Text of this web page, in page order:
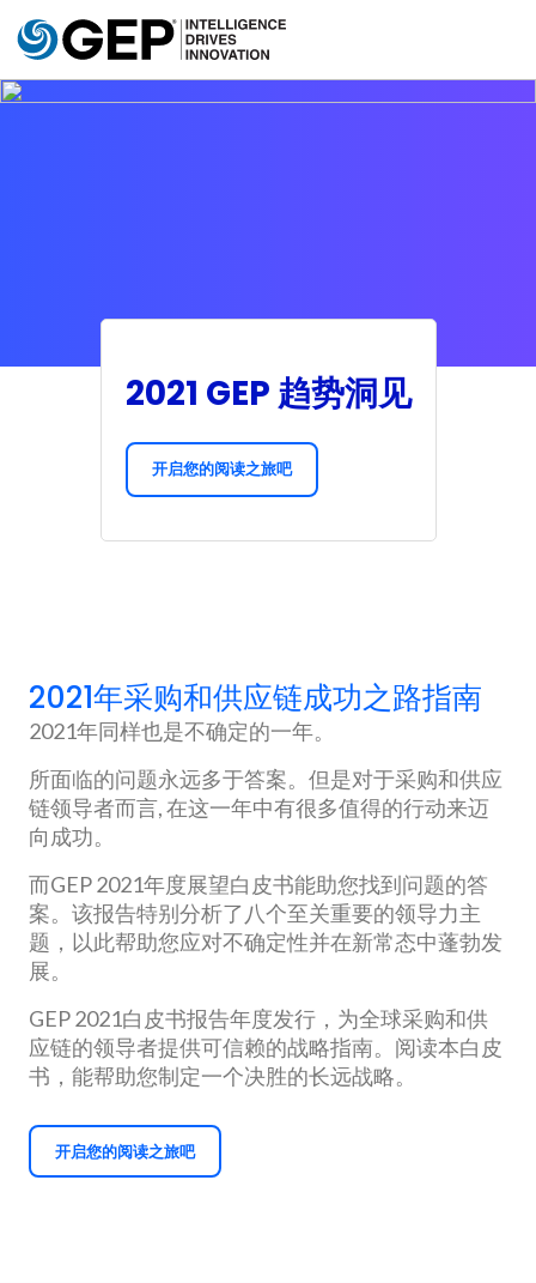
Skip to main content
2021 GEP 趋势洞见
开启您的阅读之旅吧
2021年采购和供应链成功之路指南
2021年同样也是不确定的一年。
所面临的问题永远多于答案。但是对于采购和供应
链领导者而言, 在这一年中有很多值得的行动来迈
向成功。
而GEP 2021年度展望白皮书能助您找到问题的答
案。该报告特别分析了八个至关重要的领导力主
题，以此帮助您应对不确定性并在新常态中蓬勃发
展。
GEP 2021白皮书报告年度发行，为全球采购和供
应链的领导者提供可信赖的战略指南。阅读本白皮
书，能帮助您制定一个决胜的长远战略。
开启您的阅读之旅吧